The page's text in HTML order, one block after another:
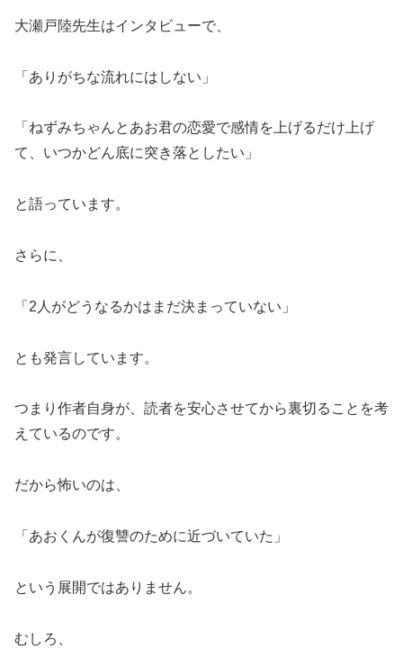
大瀬戸陸先生はインタビューで、
「ありがちな流れにはしない」
「ねずみちゃんとあお君の恋愛で感情を上げるだけ上げ
て、いつかどん底に突き落としたい」
と語っています。
さらに、
「2人がどうなるかはまだ決まっていない」
とも発言しています。
つまり作者自身が、読者を安心させてから裏切ることを考
えているのです。
だから怖いのは、
「あおくんが復讐のために近づいていた」
という展開ではありません。
むしろ、